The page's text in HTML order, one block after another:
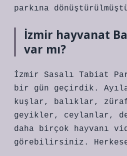
parkına
İzmir hayvanat
var mı?
İzmir Sasalı Tabiat
bir gün geçirdik.
kuşlar, balıklar,
geyikler, ceylanlar,
daha birçok hayvanı
görebilirsiniz.